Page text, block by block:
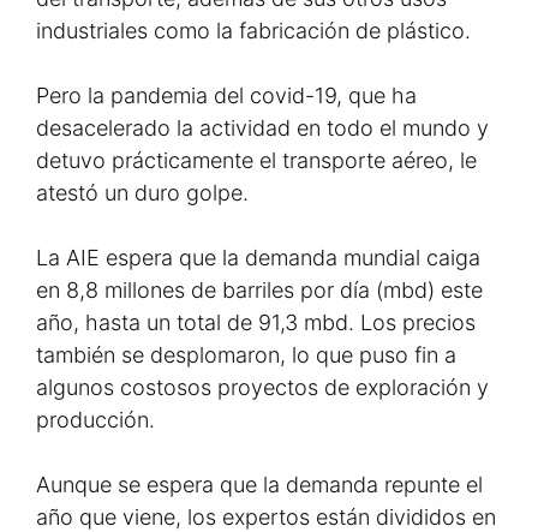
industriales como la fabricación de plástico.
Pero la pandemia del covid-19, que ha
desacelerado la actividad en todo el mundo y
detuvo prácticamente el transporte aéreo, le
atestó un duro golpe.
La AIE espera que la demanda mundial caiga
en 8,8 millones de barriles por día (mbd) este
año, hasta un total de 91,3 mbd. Los precios
también se desplomaron, lo que puso fin a
algunos costosos proyectos de exploración y
producción.
Aunque se espera que la demanda repunte el
año que viene, los expertos están divididos en